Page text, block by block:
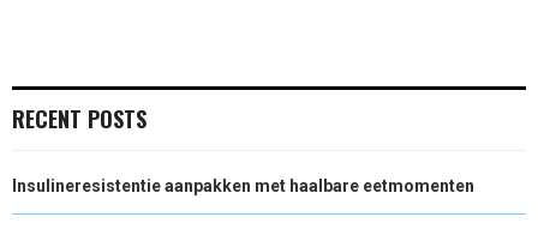
RECENT POSTS
Insulineresistentie aanpakken met haalbare eetmomenten